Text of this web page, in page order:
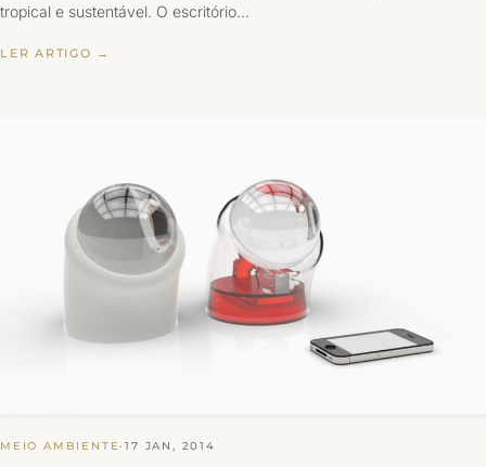
tropical e sustentável. O escritório…
LER ARTIGO →
MEIO AMBIENTE·17 JAN, 2014